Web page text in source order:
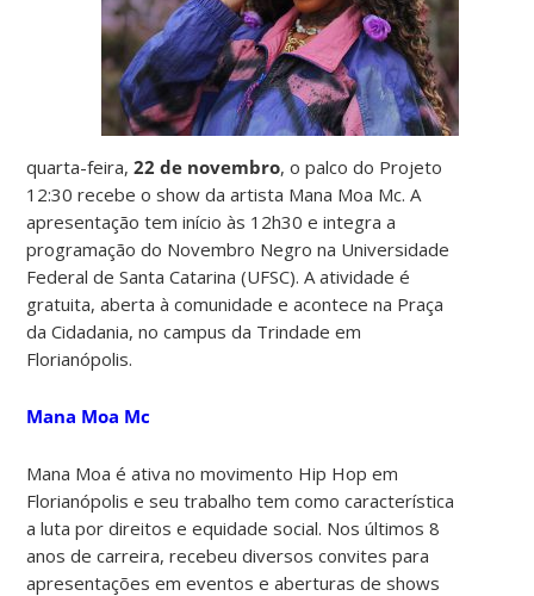
quarta-feira, 22 de novembro, o palco do Projeto
12:30 recebe o show da artista Mana Moa Mc. A
apresentação tem início às 12h30 e integra a
programação do Novembro Negro na Universidade
Federal de Santa Catarina (UFSC). A atividade é
gratuita, aberta à comunidade e acontece na Praça
da Cidadania, no campus da Trindade em
Florianópolis.
Mana Moa Mc
Mana Moa é ativa no movimento Hip Hop em
Florianópolis e seu trabalho tem como característica
a luta por direitos e equidade social. Nos últimos 8
anos de carreira, recebeu diversos convites para
apresentações em eventos e aberturas de shows